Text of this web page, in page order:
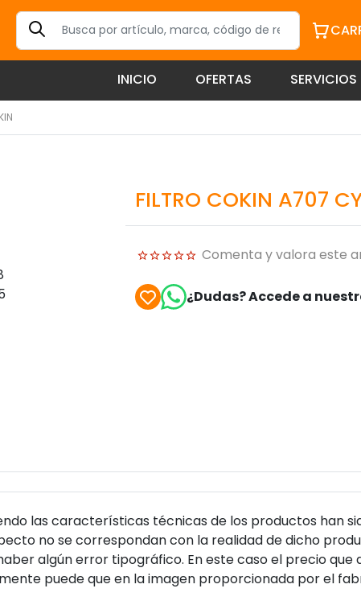
INICIO OFERTAS SERVICIOS
FILTRO COKIN A707
Comenta y valora este
¿Dudas? Accede a
las características técnicas de los productos han
no se correspondan con la realidad de dicho
algún error tipográfico. En este caso el precio
puede que en la imagen proporcionada por el